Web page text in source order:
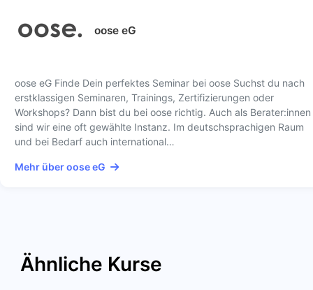
oose eG
oose eG Finde Dein perfektes Seminar bei oose Suchst du nach
erstklassigen Seminaren, Trainings, Zertifizierungen oder
Workshops? Dann bist du bei oose richtig. Auch als Berater:innen
sind wir eine oft gewählte Instanz. Im deutschsprachigen Raum
und bei Bedarf auch international…
Mehr über oose eG
Ähnliche Kurse